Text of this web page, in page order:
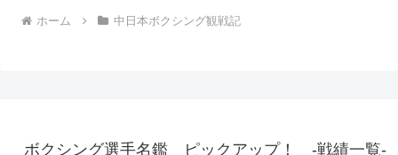
ホーム 中日本ボクシング観戦記
ボクシング選手名鑑 ピックアップ！ -戦績一覧-